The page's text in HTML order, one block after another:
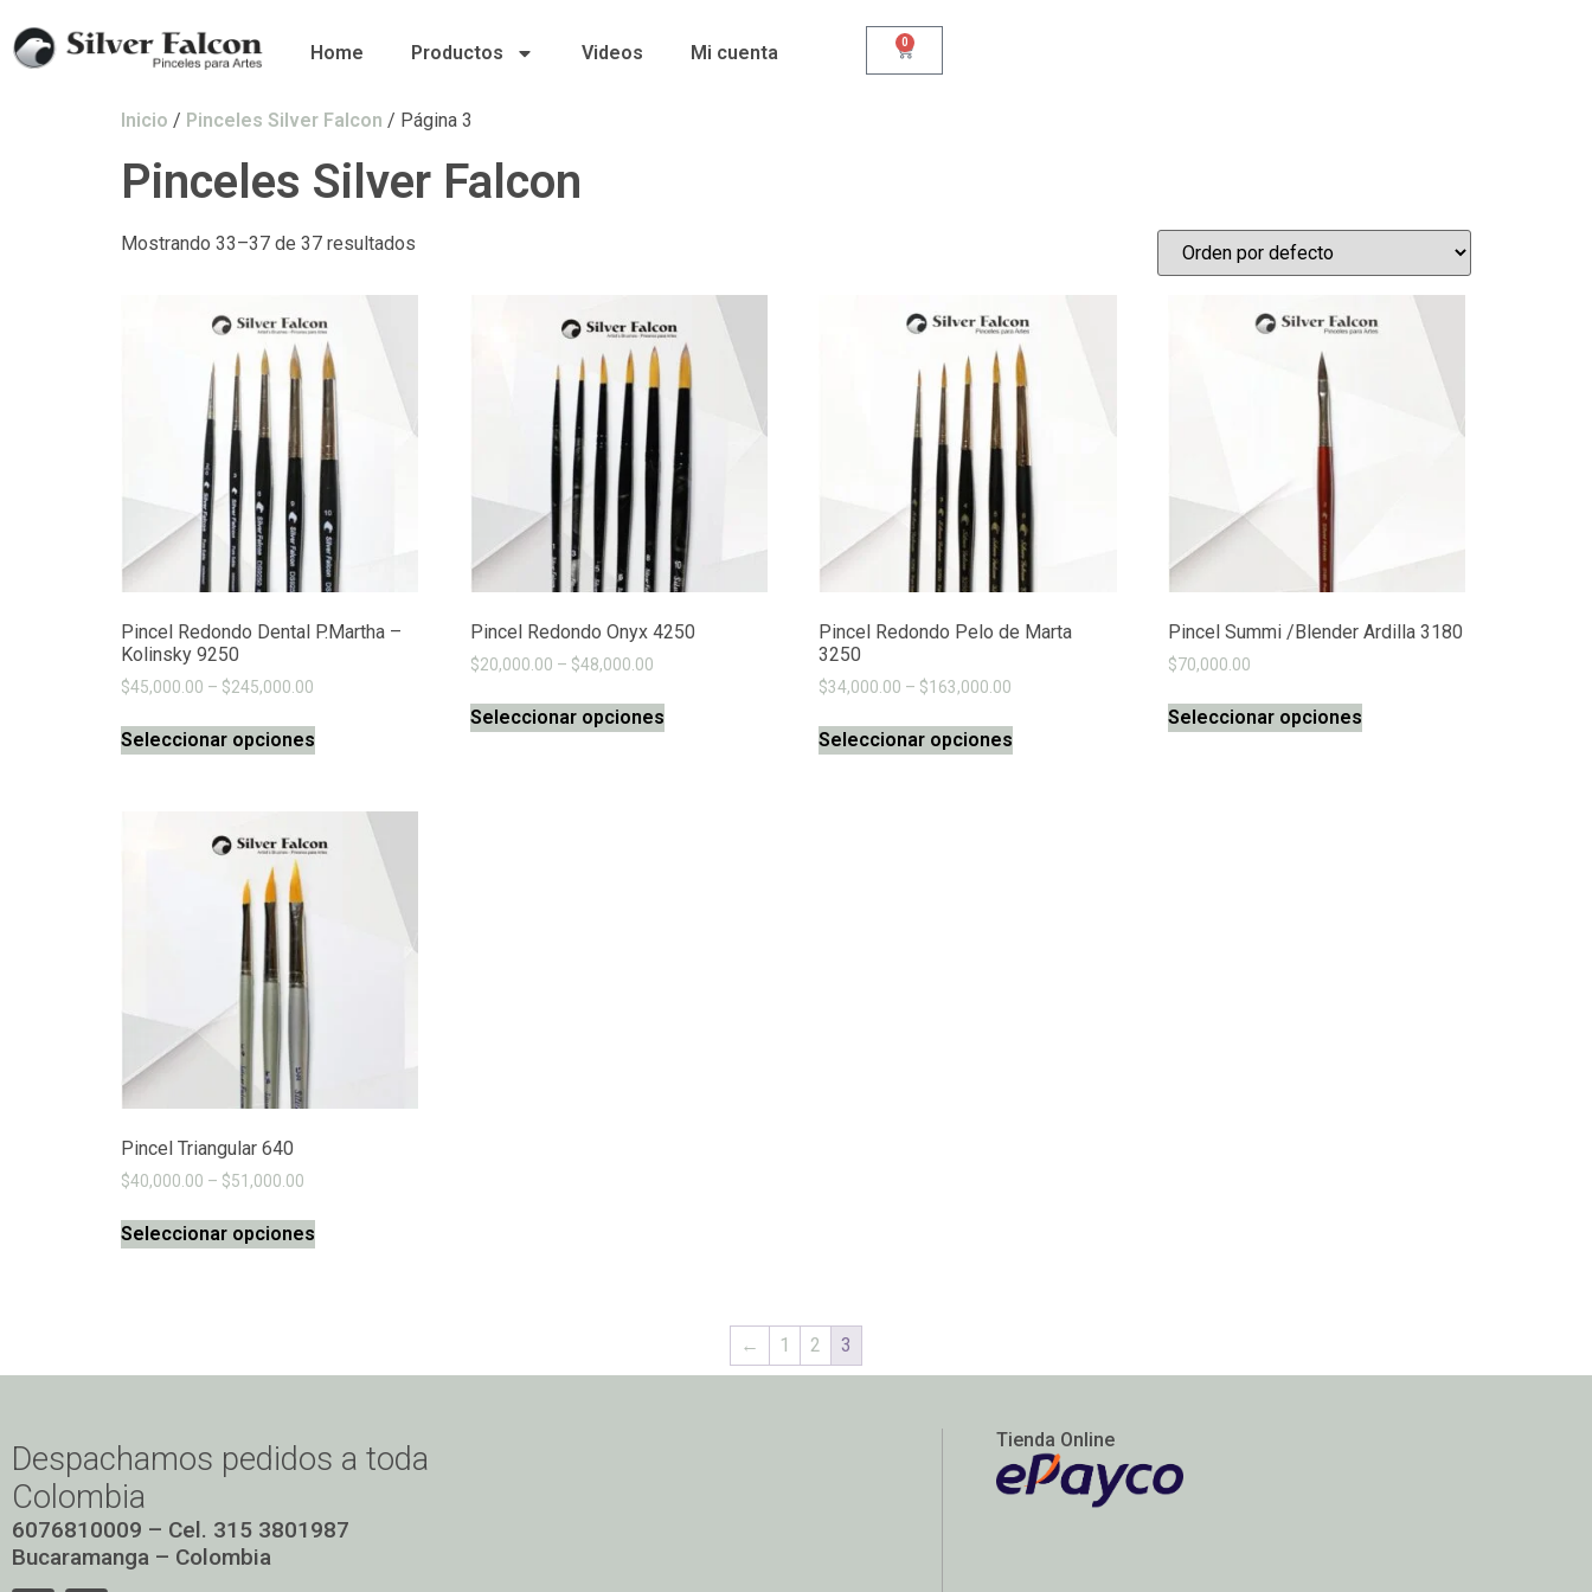
Home Productos Videos Mi cuenta 0
Inicio / Pinceles Silver Falcon / Página 3
Pinceles Silver Falcon
Mostrando 33–37 de 37 resultados
Pincel Redondo Dental P.Martha –
Kolinsky 9250
$45,000.00 – $245,000.00
Seleccionar opciones
Pincel Redondo Onyx 4250
$20,000.00 – $48,000.00
Seleccionar opciones
Pincel Redondo Pelo de Marta
3250
$34,000.00 – $163,000.00
Seleccionar opciones
Pincel Summi /Blender Ardilla 3180
$70,000.00
Seleccionar opciones
Pincel Triangular 640
$40,000.00 – $51,000.00
Seleccionar opciones
← 1 2 3
Despachamos pedidos a toda
Colombia
6076810009 – Cel. 315 3801987
Bucaramanga – Colombia
Tienda Online